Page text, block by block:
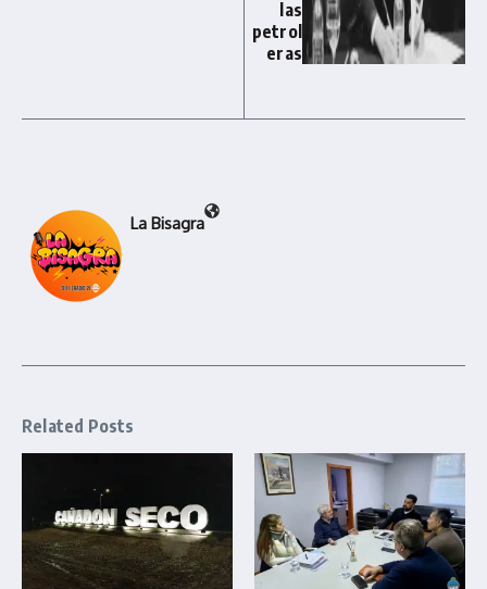
las
petrol
eras
La Bisagra
Related Posts